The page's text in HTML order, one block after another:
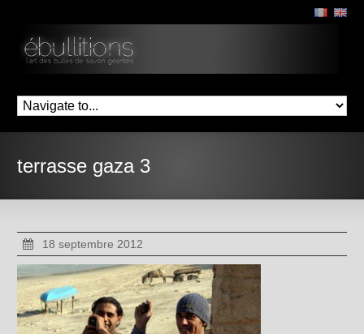
terrasse gaza 3
18 septembre 2012